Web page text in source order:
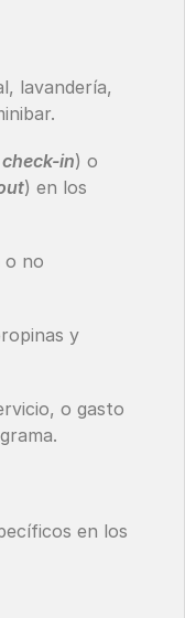
lavandería,
in) o
) en los
o no
y
o gasto
en los